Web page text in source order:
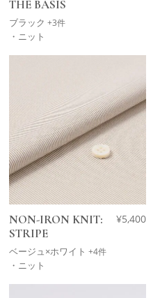
THE BASIS
ブラック +3件
・ニット
NON-IRON KNIT:
STRIPE
ベージュ×ホワイト +4件
¥5,400
・ニット